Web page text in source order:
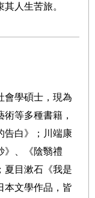
人生苦旅。
會學碩士，現為
等多種書籍，
告白》；川端康
》、《陰翳禮
夏目漱石《我是
本文學作品，皆